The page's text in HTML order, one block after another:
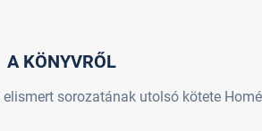
A KÖNYVRŐL
sorozatának utolsó kötete